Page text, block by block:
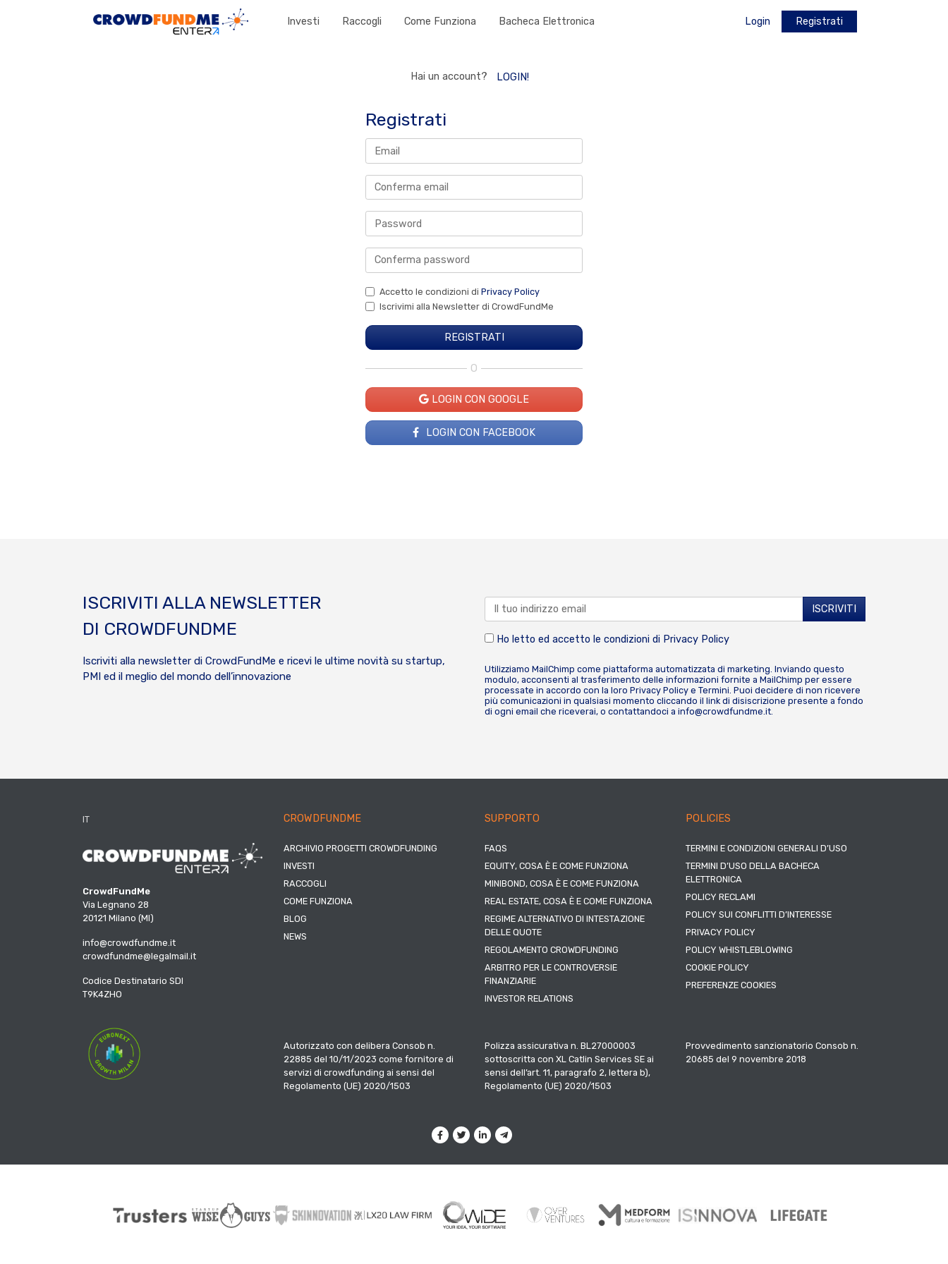
Investi Raccogli Come Funziona Bacheca Elettronica Login Registrati
Hai un account? LOGIN!
Registrati
Accetto le condizioni di Privacy Policy
Iscrivimi alla Newsletter di CrowdFundMe
O
LOGIN CON GOOGLE
LOGIN CON FACEBOOK
ISCRIVITI ALLA NEWSLETTER
DI CROWDFUNDME
Iscriviti alla newsletter di CrowdFundMe e ricevi le ultime novità su startup,
PMI ed il meglio del mondo dell’innovazione
Ho letto ed accetto le condizioni di Privacy Policy
Utilizziamo MailChimp come piattaforma automatizzata di marketing. Inviando questo
modulo, acconsenti al trasferimento delle informazioni fornite a MailChimp per essere
processate in accordo con la loro Privacy Policy e Termini. Puoi decidere di non ricevere
più comunicazioni in qualsiasi momento cliccando il link di disiscrizione presente a fondo
di ogni email che riceverai, o contattandoci a info@crowdfundme.it.
IT
CrowdFundMe
Via Legnano 28
20121 Milano (MI)
info@crowdfundme.it
crowdfundme@legalmail.it
Codice Destinatario SDI
T9K4ZHO
CROWDFUNDME
ARCHIVIO PROGETTI CROWDFUNDING
INVESTI
RACCOGLI
COME FUNZIONA
BLOG
NEWS
SUPPORTO
FAQS
EQUITY, COSA È E COME FUNZIONA
MINIBOND, COSA È E COME FUNZIONA
REAL ESTATE, COSA È E COME FUNZIONA
REGIME ALTERNATIVO DI INTESTAZIONE
DELLE QUOTE
REGOLAMENTO CROWDFUNDING
ARBITRO PER LE CONTROVERSIE
FINANZIARIE
INVESTOR RELATIONS
POLICIES
TERMINI E CONDIZIONI GENERALI D’USO
TERMINI D’USO DELLA BACHECA
ELETTRONICA
POLICY RECLAMI
POLICY SUI CONFLITTI D’INTERESSE
PRIVACY POLICY
POLICY WHISTLEBLOWING
COOKIE POLICY
PREFERENZE COOKIES
Autorizzato con delibera Consob n.
22885 del 10/11/2023 come fornitore di
servizi di crowdfunding ai sensi del
Regolamento (UE) 2020/1503
Polizza assicurativa n. BL27000003
sottoscritta con XL Catlin Services SE ai
sensi dell’art. 11, paragrafo 2, lettera b),
Regolamento (UE) 2020/1503
Provvedimento sanzionatorio Consob n.
20685 del 9 novembre 2018